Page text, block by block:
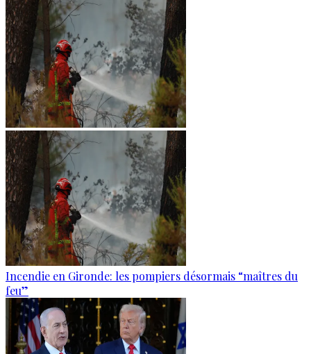
Incendie en Gironde: les pompiers désormais “maîtres du
feu”